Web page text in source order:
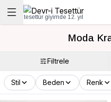
tesettür giyimde 12. yıl
Moda
Filtrele
Stil Beden Renk